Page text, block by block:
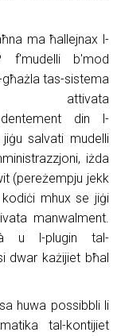
ma ħallejnax l-
f'mudelli b'mod
tas-sistema
attivata
din l-
salvati mudelli
iżda
(pereżempju jekk
mhux se jiġi
manwalment.
u l-plugin tal-
dwar każijiet bħal
huwa possibbli li
tal-kontijiet